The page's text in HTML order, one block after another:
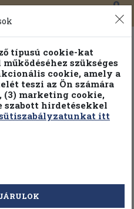
0
típusú cookie-kat
szükséges
cookie, amely a
teszi az Ön számára
(3) marketing cookie,
szabott hirdetésekkel
itt